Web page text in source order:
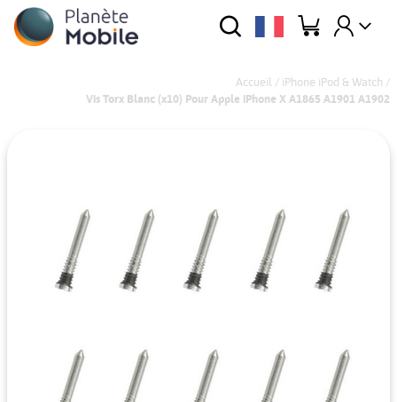
Accueil / iPhone iPod & Watch /
Vis Torx Blanc (x10) Pour Apple iPhone X A1865 A1901 A1902